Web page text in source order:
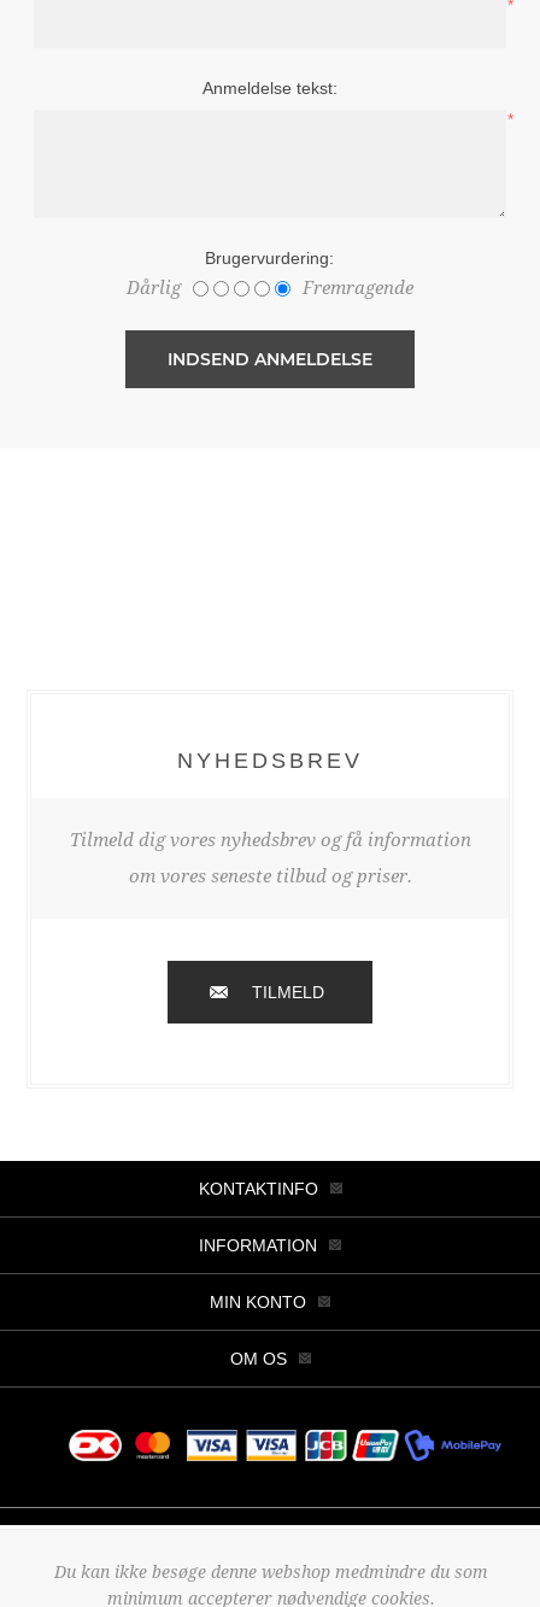
*
Anmeldelse tekst:
*
Brugervurdering:
Dårlig Fremragende
NYHEDSBREV
Tilmeld dig vores nyhedsbrev og få information
om vores seneste tilbud og priser.
TILMELD
KONTAKTINFO
INFORMATION
MIN KONTO
OM OS
Powered bynopCommerce
Du kan ikke besøge denne webshop medmindre du som
minimum accepterer nødvendige cookies.